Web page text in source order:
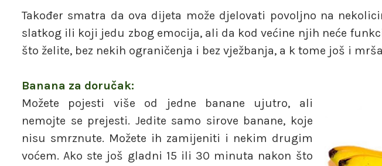
Također smatra da ova dijeta može djelovati povoljno na
slatkog ili koji jedu zbog emocija, ali da kod većine njih neće
što želite, bez nekih ograničenja i bez vježbanja, a k tome još i
Banana za doručak:
Možete pojesti više od jedne banane ujutro, ali
nemojte se prejesti. Jedite samo sirove banane, koje
nisu smrznute. Možete ih zamijeniti i nekim drugim
voćem. Ako ste još gladni 15 ili 30 minuta nakon što